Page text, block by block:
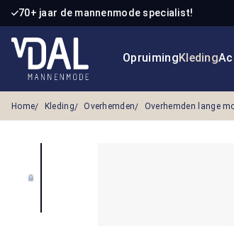
de hoofdinhoud
Ga naar de zoekopdracht
Ga naar de hoofdnavigatie
70+ jaar de mannenmode specialist!
OpruimingKleding
Home Kleding Overhemden Overhemden lange